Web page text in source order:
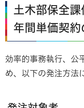
土木部保全
年間単価契
効率的事務執行、公
め、以下の発注方法